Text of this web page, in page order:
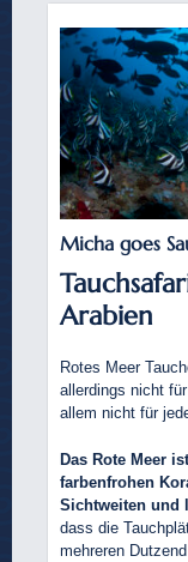
Micha goes
Arabien
Rotes Meer
allerdings nicht
allem nicht für
Das Rote Meer
farbenfrohen
Sichtweiten und
dass die
mehreren